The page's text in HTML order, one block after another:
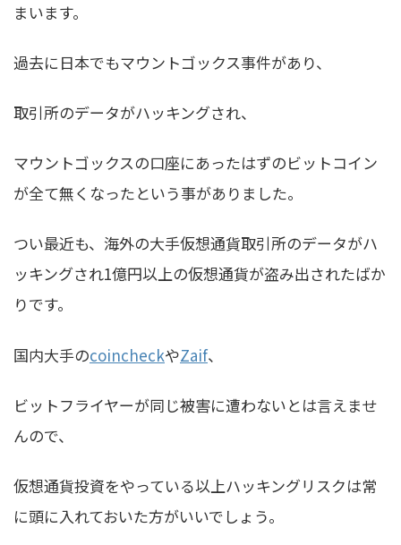
まいます。
過去に日本でもマウントゴックス事件があり、
取引所のデータがハッキングされ、
マウントゴックスの口座にあったはずのビットコイン
が全て無くなったという事がありました。
つい最近も、海外の大手仮想通貨取引所のデータがハ
ッキングされ1億円以上の仮想通貨が盗み出されたばか
りです。
国内大手のcoincheckやZaif、
ビットフライヤーが同じ被害に遭わないとは言えませ
んので、
仮想通貨投資をやっている以上ハッキングリスクは常
に頭に入れておいた方がいいでしょう。